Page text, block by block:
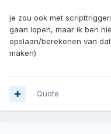
je zou ook met
gaan lopen, maar ik ben
opslaan/berekenen van
maken)
Quote